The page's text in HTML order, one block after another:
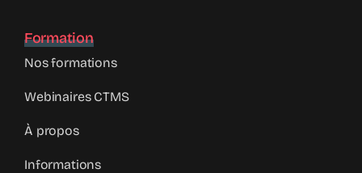
Formation
Nos formations
Webinaires CTMS
À propos
Informations